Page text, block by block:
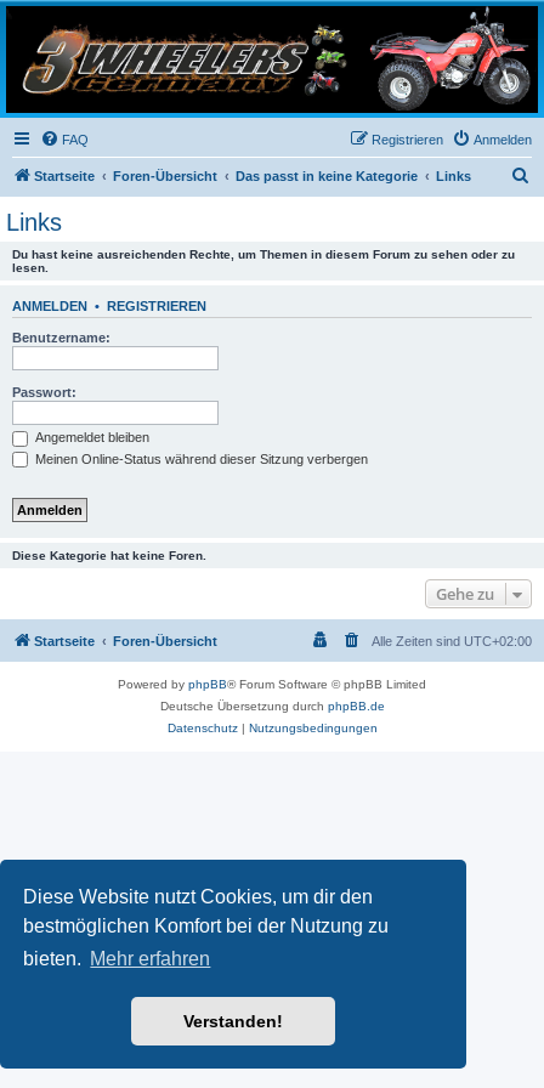
Diese Website nutzt Cookies, um dir den
bestmöglichen Komfort bei der Nutzung zu
bieten. Mehr erfahren
Verstanden!
3-Wheelers Germany
Honda, Yamaha, Kawasaki Trike
FAQ Anmelden
Registrieren
Startseite Foren-Übersicht Das passt in keine Kategorie Links
Links
Du hast keine ausreichenden Rechte, um Themen in diesem Forum zu sehen oder zu
lesen.
ANMELDEN • REGISTRIEREN
Benutzername:
Passwort:
Angemeldet bleiben
Meinen Online-Status während dieser Sitzung verbergen
Diese Kategorie hat keine Foren.
Gehe zu
Startseite Foren-Übersicht Alle Zeiten sind UTC+02:00
Powered by phpBB® Forum Software © phpBB Limited
Deutsche Übersetzung durch phpBB.de
Datenschutz | Nutzungsbedingungen